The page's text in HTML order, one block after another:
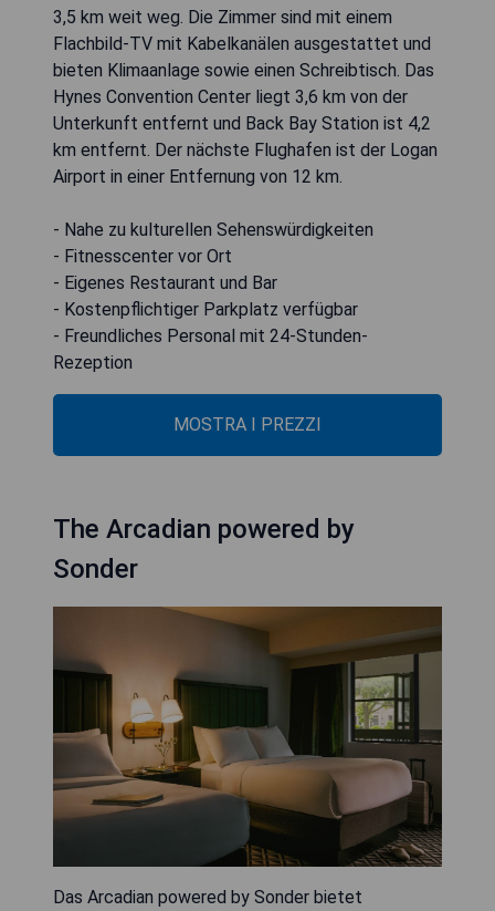
3,5 km weit weg. Die Zimmer sind mit einem
Flachbild-TV mit Kabelkanälen ausgestattet und
bieten Klimaanlage sowie einen Schreibtisch. Das
Hynes Convention Center liegt 3,6 km von der
Unterkunft entfernt und Back Bay Station ist 4,2
km entfernt. Der nächste Flughafen ist der Logan
Airport in einer Entfernung von 12 km.
- Nahe zu kulturellen Sehenswürdigkeiten
- Fitnesscenter vor Ort
- Eigenes Restaurant und Bar
- Kostenpflichtiger Parkplatz verfügbar
- Freundliches Personal mit 24-Stunden-
Rezeption
MOSTRA I PREZZI
The Arcadian powered by
Sonder
Das Arcadian powered by Sonder bietet